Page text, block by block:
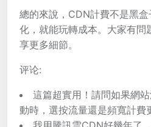
總的來說，CDN計費不是黑
化，就能玩轉成本。大家有問
享更多細節。
评论:
這篇超實用！請問如果網
動時，選按流量還是頻寬計費